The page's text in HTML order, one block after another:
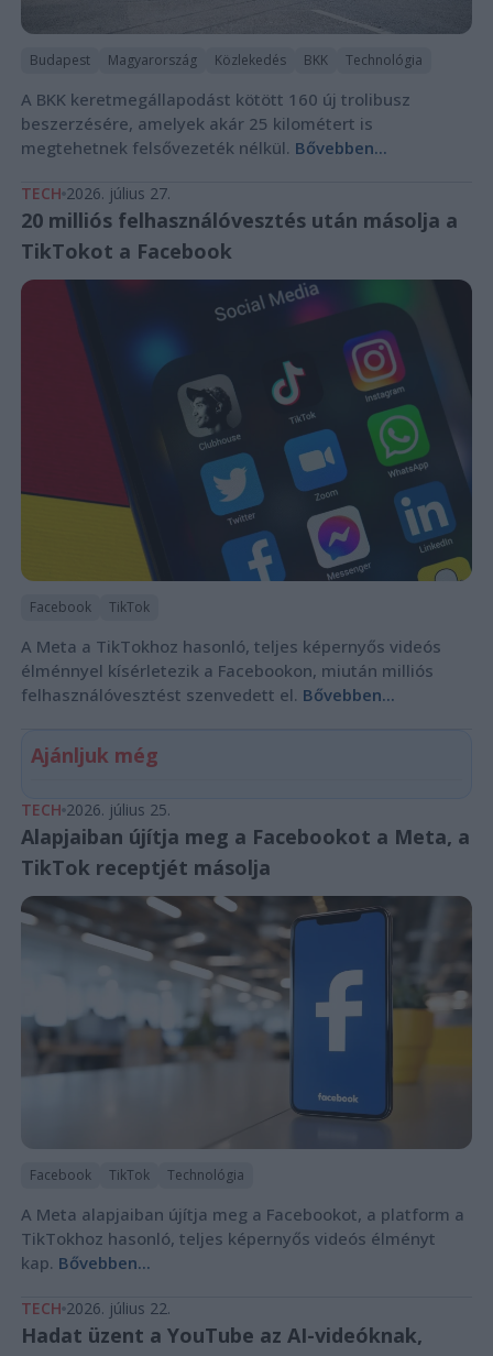
Budapest Magyarország Közlekedés BKK Technológia
A BKK keretmegállapodást kötött 160 új trolibusz
beszerzésére, amelyek akár 25 kilométert is
megtehetnek felsővezeték nélkül. Bővebben...
TECH 2026. július 27.
20 milliós felhasználóvesztés után másolja a
TikTokot a Facebook
Facebook TikTok
A Meta a TikTokhoz hasonló, teljes képernyős videós
élménnyel kísérletezik a Facebookon, miután milliós
felhasználóvesztést szenvedett el. Bővebben...
Ajánljuk még
TECH 2026. július 25.
Alapjaiban újítja meg a Facebookot a Meta, a
TikTok receptjét másolja
Facebook TikTok Technológia
A Meta alapjaiban újítja meg a Facebookot, a platform a
TikTokhoz hasonló, teljes képernyős videós élményt
kap. Bővebben...
TECH 2026. július 22.
Hadat üzent a YouTube az AI-videóknak,